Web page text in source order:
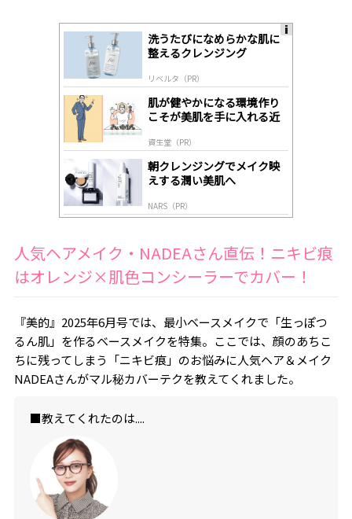
洗うたびになめらかな肌に
整えるクレンジング
リベルタ（PR）
肌が健やかになる環境作り
こそが美肌を手に入れる近
資生堂（PR）
朝クレンジングでメイク映
えする潤い美肌へ
NARS（PR）
人気ヘアメイク・NADEAさん直伝！ニキビ痕
はオレンジ×肌色コンシーラーでカバー！
『美的』2025年6月号では、最小ベースメイクで「生っぽつ
るん肌」を作るベースメイクを特集。ここでは、顔のあちこ
ちに残ってしまう「ニキビ痕」のお悩みに人気ヘア＆メイク
NADEAさんがマル秘カバーテクを教えてくれました。
■教えてくれたのは....